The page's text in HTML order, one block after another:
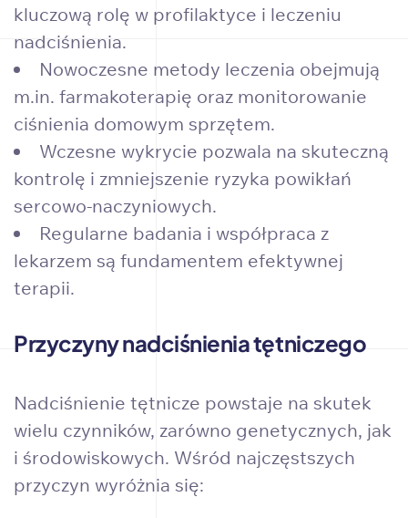
kluczową rolę w profilaktyce i leczeniu
nadciśnienia.
Nowoczesne metody leczenia obejmują
m.in. farmakoterapię oraz monitorowanie
ciśnienia domowym sprzętem.
Wczesne wykrycie pozwala na skuteczną
kontrolę i zmniejszenie ryzyka powikłań
sercowo-naczyniowych.
Regularne badania i współpraca z
lekarzem są fundamentem efektywnej
terapii.
Przyczyny nadciśnienia tętniczego
Nadciśnienie tętnicze powstaje na skutek
wielu czynników, zarówno genetycznych, jak
i środowiskowych. Wśród najczęstszych
przyczyn wyróżnia się: